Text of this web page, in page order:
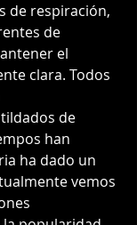
de respiración,
de
el
clara. Todos
de
han
ha dado un
vemos